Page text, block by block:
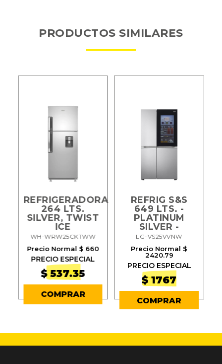
PRODUCTOS SIMILARES
REFRIGERADORA
264 LTS.
SILVER, TWIST
ICE
WH-WRW25CKTWW
Precio Normal $ 660
PRECIO ESPECIAL
$ 537.35
COMPRAR
REFRIG S&S
649 LTS. -
PLATINUM
SILVER -
LG-VS25VVNW
Precio Normal $
2420.79
PRECIO ESPECIAL
$ 1767
COMPRAR